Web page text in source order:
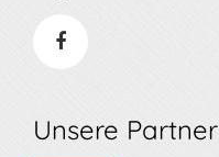
Unsere Partner